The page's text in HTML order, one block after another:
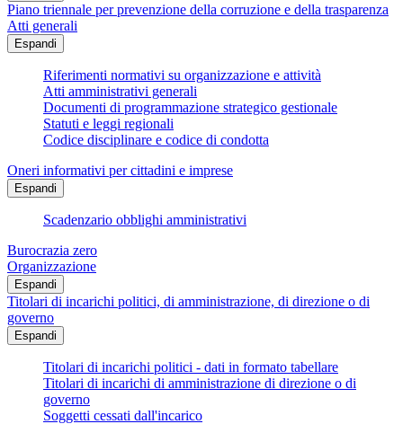
Piano triennale per prevenzione della corruzione e della trasparenza
Atti generali
Espandi
Riferimenti normativi su organizzazione e attività
Atti amministrativi generali
Documenti di programmazione strategico gestionale
Statuti e leggi regionali
Codice disciplinare e codice di condotta
Oneri informativi per cittadini e imprese
Espandi
Scadenzario obblighi amministrativi
Burocrazia zero
Organizzazione
Espandi
Titolari di incarichi politici, di amministrazione, di direzione o di
governo
Espandi
Titolari di incarichi politici - dati in formato tabellare
Titolari di incarichi di amministrazione di direzione o di
governo
Soggetti cessati dall'incarico